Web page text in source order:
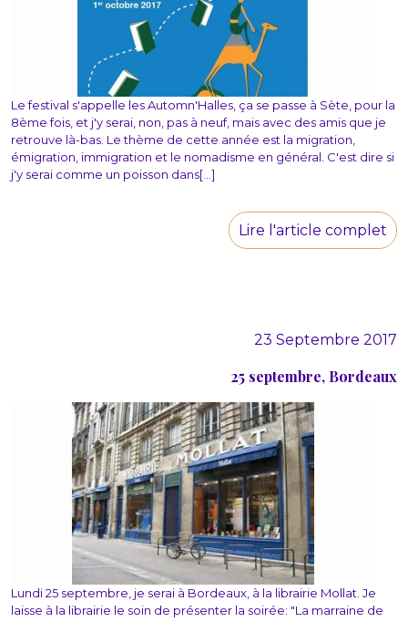
Le festival s'appelle les Automn'Halles, ça se passe à Sète, pour la
8ème fois, et j'y serai, non, pas à neuf, mais avec des amis que je
retrouve là-bas. Le thème de cette année est la migration,
émigration, immigration et le nomadisme en général. C'est dire si
j'y serai comme un poisson dans[...]
Lire l'article complet
23 Septembre 2017
25 septembre, Bordeaux
Lundi 25 septembre, je serai à Bordeaux, à la librairie Mollat. Je
laisse à la librairie le soin de présenter la soirée: "La marraine de